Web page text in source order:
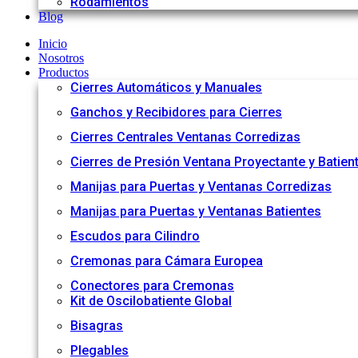
Blog
Inicio
Nosotros
Productos
Cierres Automáticos y Manuales
Ganchos y Recibidores para Cierres
Cierres Centrales Ventanas Corredizas
Cierres de Presión Ventana Proyectante y
Manijas para Puertas y Ventanas Corredizas
Manijas para Puertas y Ventanas Batientes
Escudos para Cilindro
Cremonas para Cámara Europea
Conectores para Cremonas
Kit de Oscilobatiente Global
Bisagras
Plegables